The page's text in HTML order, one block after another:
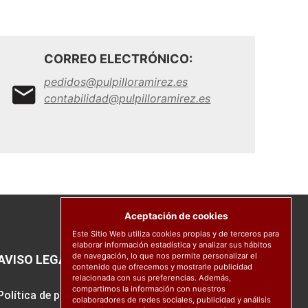
CORREO ELECTRÓNICO:
pedidos@pulpilloramirez.es
contabilidad@pulpilloramirez.es
LEGAL
de protección de datos
Aceptación de cookies
Este Sitio Web utiliza cookies propias y de terceros para
elaborar información estadística y analizar sus hábitos
de navegación, lo que nos permite personalizar el
contenido que ofrecemos y mostrarle publicidad
relacionada con sus preferencias. Además,
compartimos la información con nuestros
colaboradores de redes sociales, publicidad y análisis